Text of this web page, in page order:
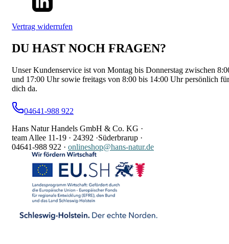
Vertrag widerrufen
DU HAST NOCH FRAGEN?
Unser Kundenservice ist von Montag bis Donnerstag zwischen
und 17:00 Uhr sowie freitags von 8:00 bis 14:00 Uhr persönlich für
dich da.
04641-988 922
Hans Natur Handels GmbH & Co. KG ·
team Allee 11-19 · 24392 ·Süderbrarup ·
04641-988 922 · onlineshop@hans-natur.de